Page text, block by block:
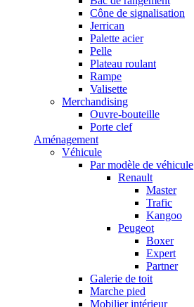
Cône de signalisation
Jerrican
Palette acier
Pelle
Plateau roulant
Rampe
Valisette
Merchandising
Ouvre-bouteille
Porte clef
Aménagement
Véhicule
Par modèle de véhicule
Renault
Master
Trafic
Kangoo
Peugeot
Boxer
Expert
Partner
Galerie de toit
Marche pied
Mobilier intérieur